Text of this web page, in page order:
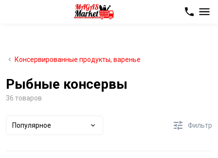
Консервированные продукты, варенье
Рыбные консервы
36 товаров
Популярное Фильтр